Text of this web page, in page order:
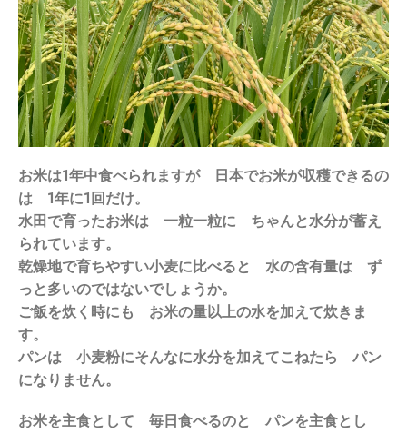
お米は1年中食べられますが 日本でお米が収穫できるの
は 1年に1回だけ。
水田で育ったお米は 一粒一粒に ちゃんと水分が蓄え
られています。
乾燥地で育ちやすい小麦に比べると 水の含有量は ず
っと多いのではないでしょうか。
ご飯を炊く時にも お米の量以上の水を加えて炊きま
す。
パンは 小麦粉にそんなに水分を加えてこねたら パン
になりません。
お米を主食として 毎日食べるのと パンを主食とし